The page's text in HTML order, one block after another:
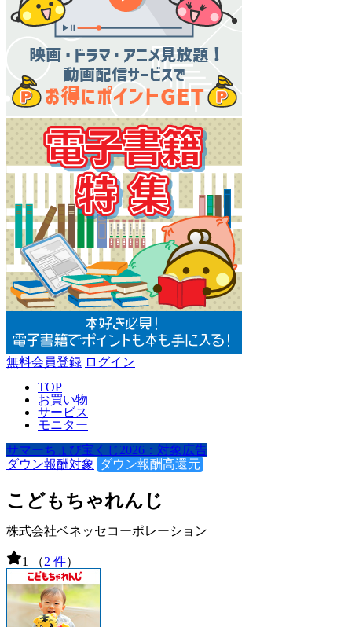
無料会員登録 ログイン
TOP
お買い物
サービス
モニター
サマーちょび宝くじ2026：対象広告
ダウン報酬対象
ダウン報酬高還元
こどもちゃれんじ
株式会社ベネッセコーポレーション
1 （2 件）